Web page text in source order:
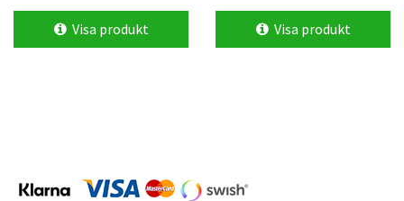
Visa produkt Visa produkt